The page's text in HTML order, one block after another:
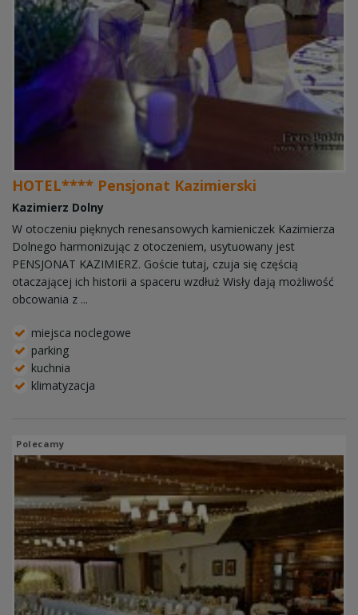
HOTEL**** Pensjonat Kazimierski
Kazimierz Dolny
W otoczeniu pięknych renesansowych kamieniczek Kazimierza
Dolnego harmonizując z otoczeniem, usytuowany jest
PENSJONAT KAZIMIERZ. Goście tutaj, czuja się częścią
otaczającej ich historii a spaceru wzdłuż Wisły dają możliwość
obcowania z ...
miejsca noclegowe
parking
kuchnia
klimatyzacja
Polecamy